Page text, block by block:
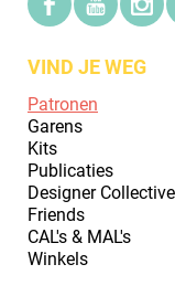
VIND JE WEG
Patronen
Garens
Kits
Publicaties
Designer Collective
Friends
CAL's & MAL's
Winkels